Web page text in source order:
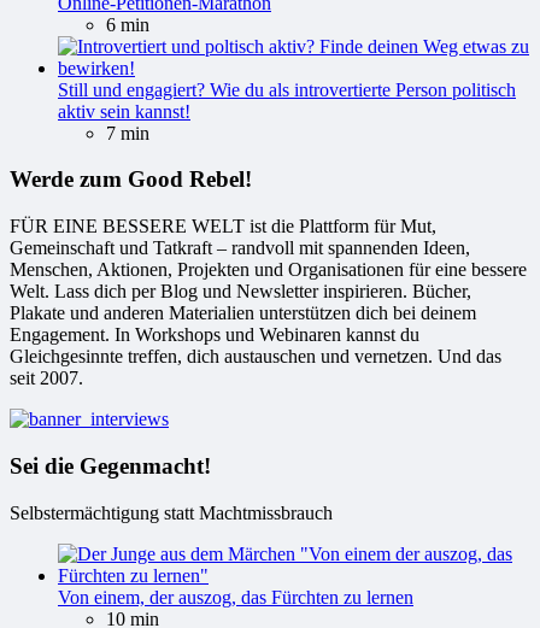
6 min
Still und engagiert? Wie du als introvertierte Person politisch
aktiv sein kannst!
7 min
Werde zum Good Rebel!
FÜR EINE BESSERE WELT ist die Plattform für Mut,
Gemeinschaft und Tatkraft – randvoll mit spannenden Ideen,
Menschen, Aktionen, Projekten und Organisationen für eine bessere
Welt. Lass dich per Blog und Newsletter inspirieren. Bücher,
Plakate und anderen Materialien unterstützen dich bei deinem
Engagement. In Workshops und Webinaren kannst du
Gleichgesinnte treffen, dich austauschen und vernetzen. Und das
seit 2007.
Sei die Gegenmacht!
Selbstermächtigung statt Machtmissbrauch
Von einem, der auszog, das Fürchten zu lernen
10 min